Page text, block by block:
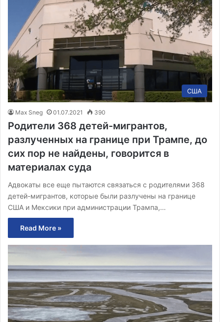
США
Max Sneg 01.07.2021 390
Родители 368 детей-мигрантов,
разлученных на границе при Трампе, до
сих пор не найдены, говорится в
материалах суда
Адвокаты все еще пытаются связаться с родителями 368
детей-мигрантов, которые были разлучены на границе
США и Мексики при администрации Трампа,…
Read More »